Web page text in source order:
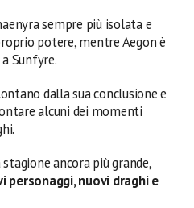
sempre più isolata e
potere, mentre Aegon è
Sunfyre.
dalla sua conclusione e
alcuni dei momenti
ancora più grande,
personaggi, nuovi draghi e